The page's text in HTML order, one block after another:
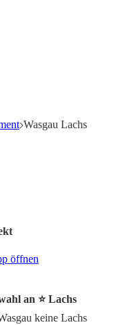
Wasgau Lachs
öffnen
an ⭐️ Lachs
keine Lachs